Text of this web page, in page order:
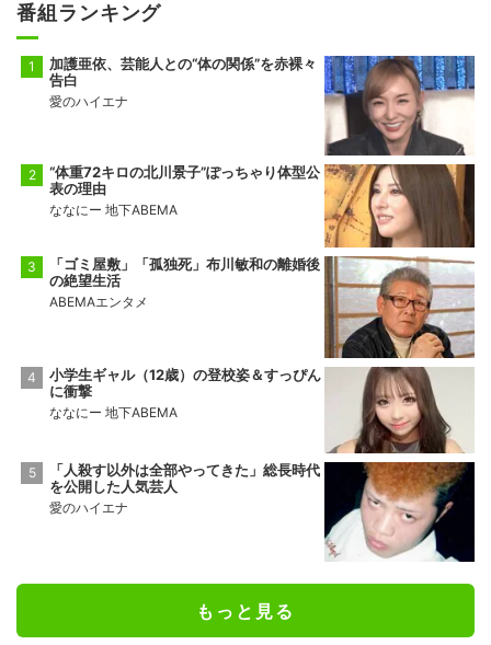
番組ランキング
加護亜依、芸能人との“体の関係”を赤裸々
告白
愛のハイエナ
“体重72キロの北川景子”ぽっちゃり体型公
表の理由
ななにー 地下ABEMA
「ゴミ屋敷」「孤独死」布川敏和の離婚後
の絶望生活
ABEMAエンタメ
小学生ギャル（12歳）の登校姿＆すっぴん
に衝撃
ななにー 地下ABEMA
「人殺す以外は全部やってきた」総長時代
を公開した人気芸人
愛のハイエナ
もっと見る